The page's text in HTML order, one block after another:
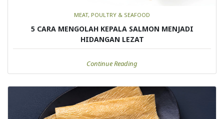
MEAT, POULTRY & SEAFOOD
5 CARA MENGOLAH KEPALA SALMON MENJADI
HIDANGAN LEZAT
Continue Reading